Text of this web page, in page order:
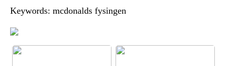
Keywords: mcdonalds fysingen